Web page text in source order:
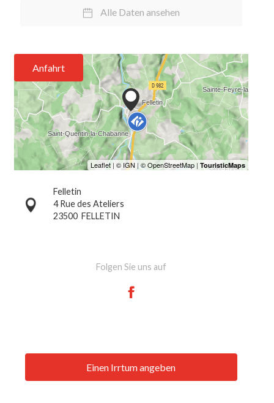
Alle Daten ansehen
Anfahrt
Felletin
4 Rue des Ateliers
23500 FELLETIN
Folgen Sie uns auf
Einen Irrtum angeben